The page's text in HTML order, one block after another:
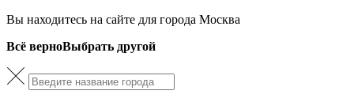
Вы находитесь на сайте для города Москва
Всё верноВыбрать другой